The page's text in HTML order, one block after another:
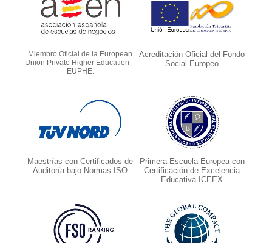
Miembro Oficial de la European
Union Private Higher Education –
EUPHE.
Acreditación Oficial del Fondo
Social Europeo
Maestrías con Certificados de
Auditoría bajo Normas ISO
Primera Escuela Europea con
Certificación de Excelencia
Educativa ICEEX